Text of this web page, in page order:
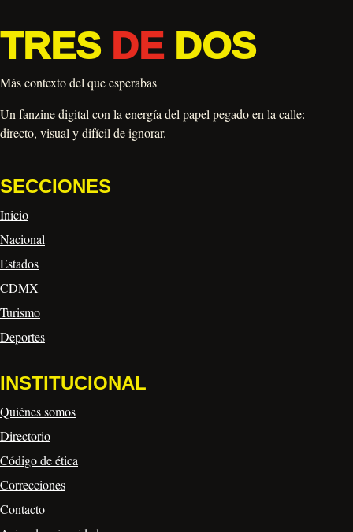
TRES DEDOS
Más contexto del que esperabas
Un fanzine digital con la energía del papel pegado en la calle:
directo, visual y difícil de ignorar.
SECCIONES
Inicio
Nacional
Estados
CDMX
Turismo
Deportes
INSTITUCIONAL
Quiénes somos
Directorio
Código de ética
Correcciones
Contacto